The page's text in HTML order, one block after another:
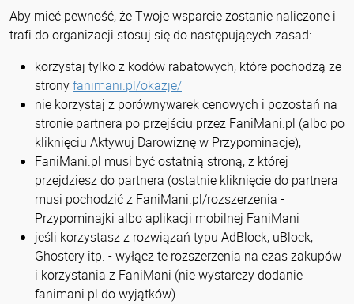
Aby mieć pewność, że Twoje wsparcie zostanie naliczone i
trafi do organizacji stosuj się do następujących zasad:
korzystaj tylko z kodów rabatowych, które pochodzą ze
stronyfanimani.pl/okazje/
nie korzystaj z porównywarek cenowych i pozostań na
stronie partnera po przejściu przez FaniMani.pl (albo po
kliknięciu Aktywuj Darowiznę w Przypominacje),
FaniMani.pl musi być ostatnią stroną, z której
przejdziesz do partnera (ostatnie kliknięcie do partnera
musi pochodzić z FaniMani.pl/rozszerzenia -
Przypominajki albo aplikacji mobilnej FaniMani
jeśli korzystasz z rozwiązań typu AdBlock, uBlock,
Ghostery itp. - wyłącz te rozszerzenia na czas zakupów
i korzystania z FaniMani (nie wystarczy dodanie
fanimani.pl do wyjątków)